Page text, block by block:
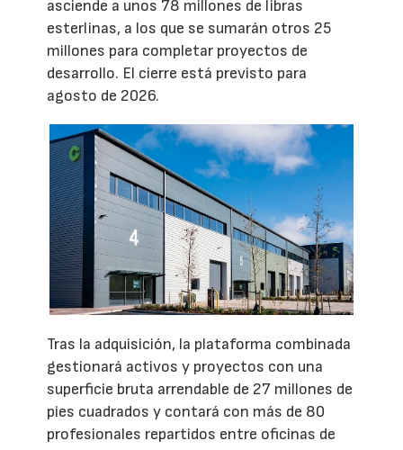
asciende a unos 78 millones de libras
esterlinas, a los que se sumarán otros 25
millones para completar proyectos de
desarrollo. El cierre está previsto para
agosto de 2026.
Tras la adquisición, la plataforma combinada
gestionará activos y proyectos con una
superficie bruta arrendable de 27 millones de
pies cuadrados y contará con más de 80
profesionales repartidos entre oficinas de